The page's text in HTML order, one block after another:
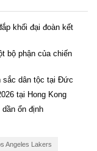
khối đại đoàn kết
bộ phận của chiến
sắc dân tộc tại Đức
tại Hong Kong
ổn định
Angeles Lakers